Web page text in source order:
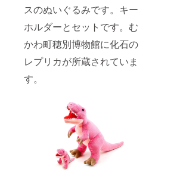
スのぬいぐるみです。キー
ホルダーとセットです。む
かわ町穂別博物館に化石の
レプリカが所蔵されていま
す。